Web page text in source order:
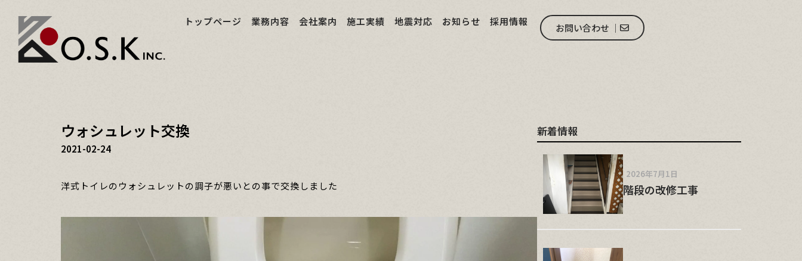
トップページ 業務内容 会社案内 施工実績 地震対応 お知らせ 採用情報
お問い合わせ │
ウォシュレット交換
2021-02-24
洋式トイレのウォシュレットの調子が悪いとの事で交換しました
新着情報
2026年7月1日
階段の改修工事